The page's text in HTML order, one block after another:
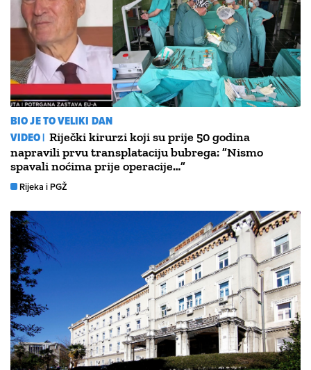
BIO JE TO VELIKI DAN
VIDEO | Riječki kirurzi koji su prije 50 godina
napravili prvu transplataciju bubrega: ”Nismo
spavali noćima prije operacije…”
Rijeka i PGŽ